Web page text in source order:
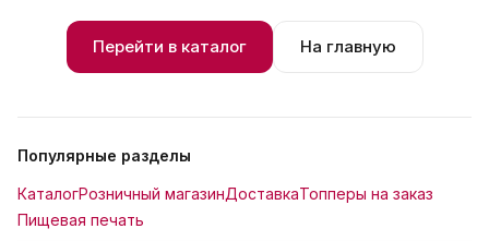
Перейти в каталог На главную
Популярные разделы
КаталогРозничный магазинДоставкаТопперы на заказ
Пищевая печать